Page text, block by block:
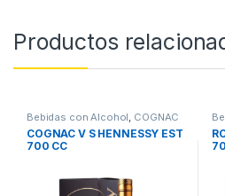
Productos
Bebidas con Alcohol, COGNAC
COGNAC V S HENNESSY EST
700 CC